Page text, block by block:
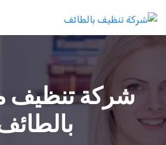
شركة تنظيف